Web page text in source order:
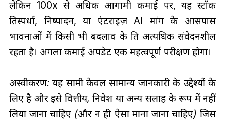
लेकिन 100x से अधिक आगामी कमाई पर, यह स्टॉक
प्रतिस्पर्धा, निष्पादन, या एंटरप्राइज़ AI मांग के आसपास
भावनाओं में किसी भी बदलाव के प्रति अत्यधिक संवेदनशील
रहता है। अगला कमाई अपडेट एक महत्वपूर्ण परीक्षण होगा।
अस्वीकरण: यह सामग्री केवल सामान्य जानकारी के उद्देश्यों के
लिए है और इसे वित्तीय, निवेश या अन्य सलाह के रूप में नहीं
लिया जाना चाहिए (और न ही ऐसा माना जाना चाहिए) जिस